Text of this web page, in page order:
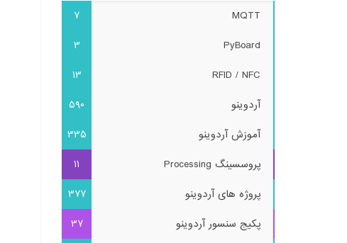
MQTT
7
PyBoard
3
RFID / NFC
13
آردوینو
590
آموزش آردوینو
335
پروسسینگ Processing
11
پروژه های آردوینو
377
پکیج سنسور آردوینو
37